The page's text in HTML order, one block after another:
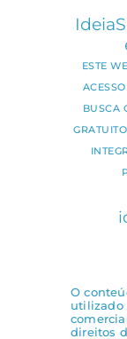
ESTE
BUSCA
O
utilizado
direitos